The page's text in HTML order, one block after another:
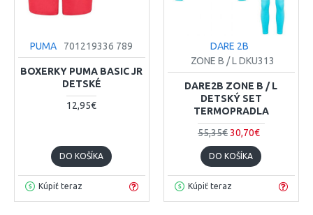
PUMA 701219336 789
BOXERKY PUMA BASIC JR
DETSKÉ
12,95€
DO KOŠÍKA
Kúpiť teraz
DARE 2B
ZONE B / L DKU313
DARE2B ZONE B / L
DETSKÝ SET
TERMOPRADLA
55,35€30,70€
DO KOŠÍKA
Kúpiť teraz